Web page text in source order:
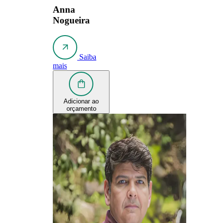
Anna
Nogueira
Saiba
mais
Adicionar ao
orçamento